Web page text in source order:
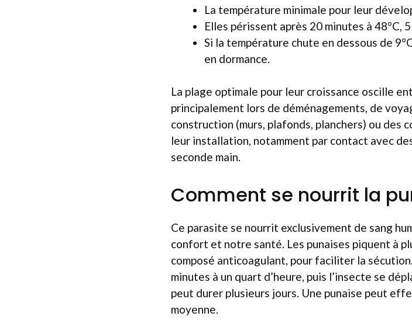
La température minimale pour leur
Elles périssent après 20 minutes à 48°C,
Si la température chute en dessous de
en dormance.
La plage optimale pour leur croissance oscille
principalement lors de déménagements, de
construction (murs, plafonds, planchers) ou
leur installation, notamment par contact avec
seconde main.
Comment se nourrit la
Ce parasite se nourrit exclusivement de sang
confort et notre santé. Les punaises piquent à
composé anticoagulant, pour faciliter la
minutes à un quart d’heure, puis l’insecte se
peut durer plusieurs jours. Une punaise peut
moyenne.